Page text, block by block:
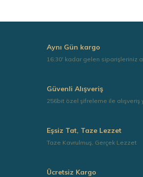
Ürün fiyatı diğer sitelerden daha
Gönder
Aynı Gün kargo
16:30' kadar gelen siparişleriniz
Güvenli Alışveriş
256bit özel şifreleme ile alışveriş
Eşsiz Tat, Taze Lezzet
Taze Kavrulmuş, Gerçek Lezzet
Ücretsiz Kargo